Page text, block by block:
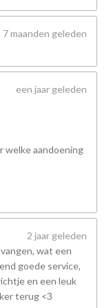
7 maanden geleden
een jaar geleden
welke aandoening
2 jaar geleden
wat een
goede service,
en een leuk
terug <3